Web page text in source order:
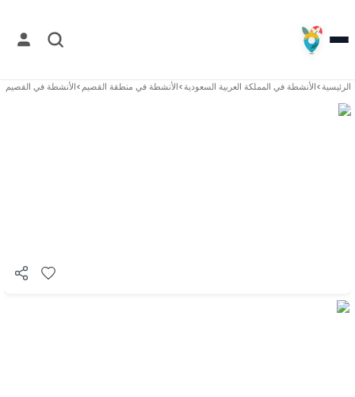
الرئيسية>الأنشطة في المملكة العربية السعودية>الأنشطة في منطقة القصيم>الأنشطة في القصيم